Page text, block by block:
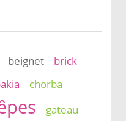
beignet brick
chorba
gateau